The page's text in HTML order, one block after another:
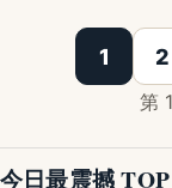
1 2
第
今日最震撼 TOP